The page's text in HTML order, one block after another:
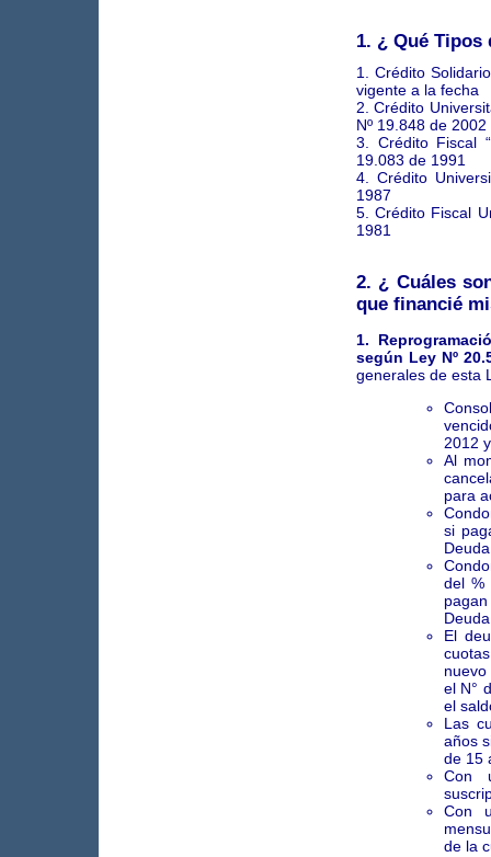
1. ¿ Qué
1. Crédito
vigente a la fecha
2. Crédito
Nº 19.848 de 2002
3. Crédito Fiscal
19.083 de 1991
4. Crédito
1987
5. Crédito Fiscal
1981
2. ¿ Cuáles
que financié
1.
según Ley Nº
generales de esta
2012
Al
para
si
del %
El
el N°
el
Las
años
de 15
Con
Con
de la